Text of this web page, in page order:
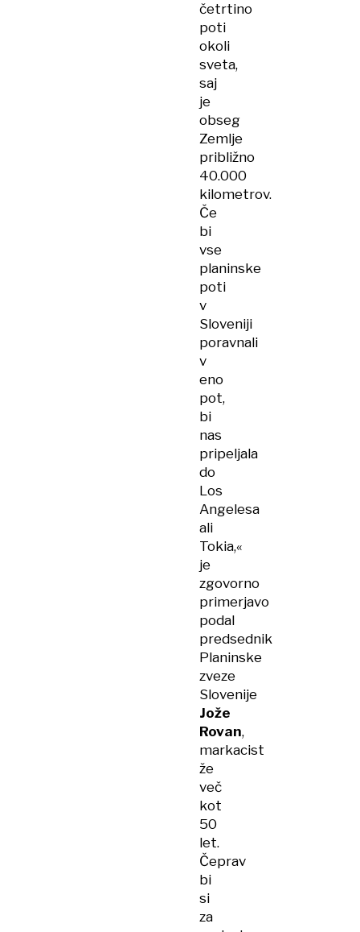
četrtino
poti
okoli
sveta,
saj
je
obseg
Zemlje
približno
40.000
kilometrov.
Če
bi
vse
planinske
poti
v
Sloveniji
poravnali
v
eno
pot,
bi
nas
pripeljala
do
Los
Angelesa
ali
Tokia,«
je
zgovorno
primerjavo
podal
predsednik
Planinske
zveze
Slovenije
Jože
Rovan,
markacist
že
več
kot
50
let.
Čeprav
bi
si
za